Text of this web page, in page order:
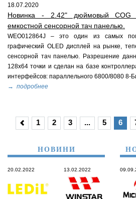
18.07.2020
Новинка - 2.42" дюймовый COG
емкостной сенсорной тач панелью.
WEO012864J – это один из самых
графический OLED дисплей на рынке,
сенсорной тач панелью. Разрешение
128x64 точки и сделан на базе
интерфейсов: параллельного 6800/8080 8-
→ подробнее
1 2 3 ... 5 6
НОВИНИ
20.02.2022 13.02.2022